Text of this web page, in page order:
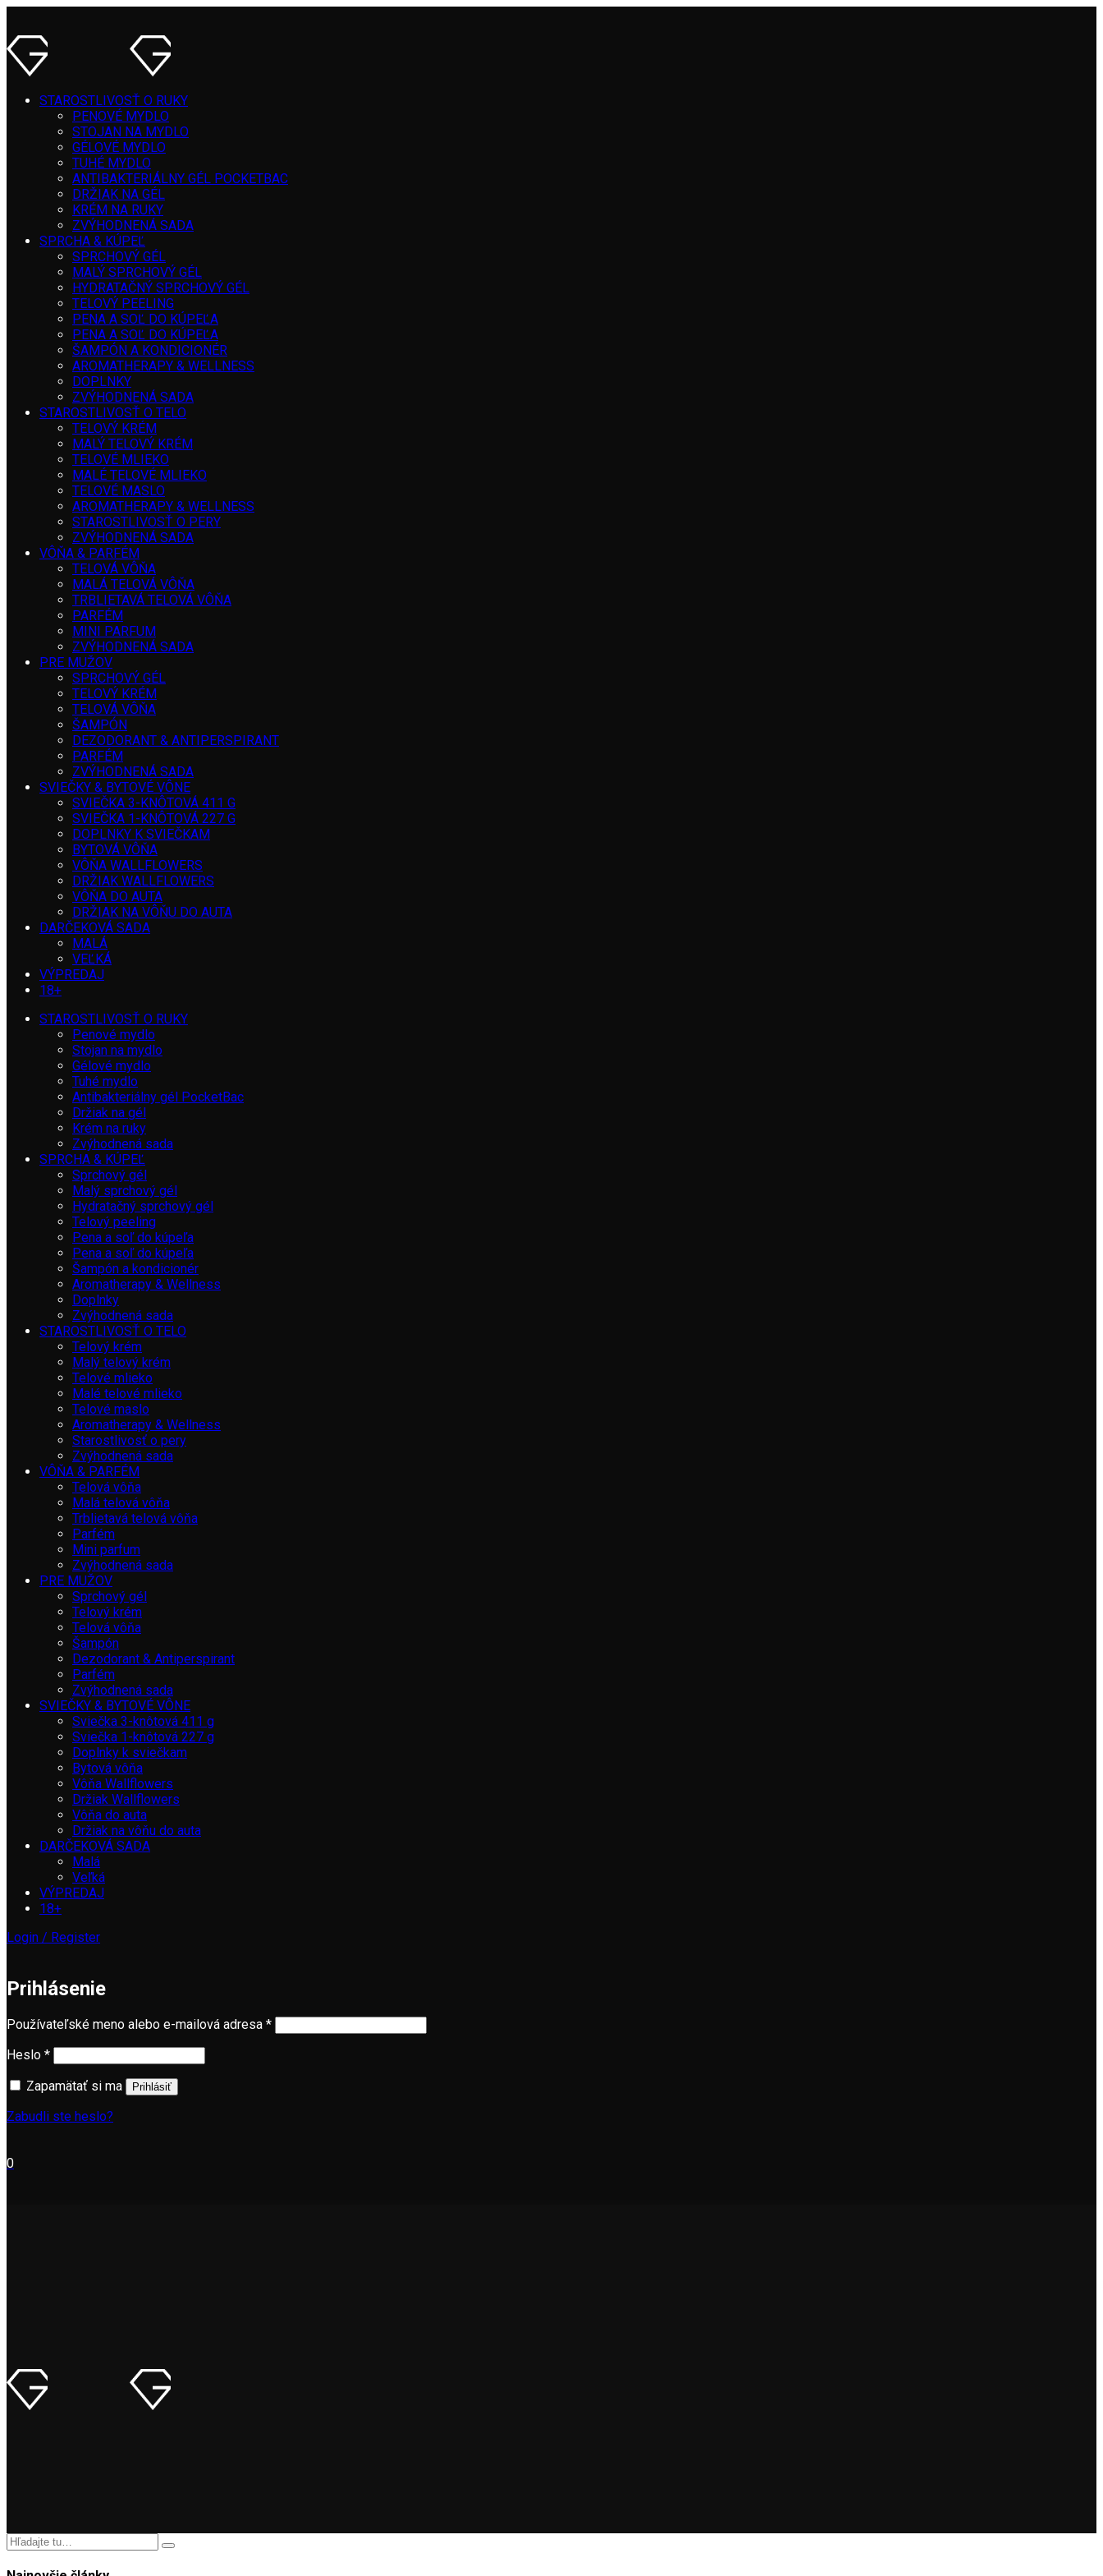
STAROSTLIVOSŤ O RUKY
PENOVÉ MYDLO
STOJAN NA MYDLO
GÉLOVÉ MYDLO
TUHÉ MYDLO
ANTIBAKTERIÁLNY GÉL POCKETBAC
DRŽIAK NA GÉL
KRÉM NA RUKY
ZVÝHODNENÁ SADA
SPRCHA & KÚPEĽ
SPRCHOVÝ GÉL
MALÝ SPRCHOVÝ GÉL
HYDRATAČNÝ SPRCHOVÝ GÉL
TELOVÝ PEELING
PENA A SOĽ DO KÚPEĽA
PENA A SOĽ DO KÚPEĽA
ŠAMPÓN A KONDICIONÉR
AROMATHERAPY & WELLNESS
DOPLNKY
ZVÝHODNENÁ SADA
STAROSTLIVOSŤ O TELO
TELOVÝ KRÉM
MALÝ TELOVÝ KRÉM
TELOVÉ MLIEKO
MALÉ TELOVÉ MLIEKO
TELOVÉ MASLO
AROMATHERAPY & WELLNESS
STAROSTLIVOSŤ O PERY
ZVÝHODNENÁ SADA
VÔŇA & PARFÉM
TELOVÁ VÔŇA
MALÁ TELOVÁ VÔŇA
TRBLIETAVÁ TELOVÁ VÔŇA
PARFÉM
MINI PARFUM
ZVÝHODNENÁ SADA
PRE MUŽOV
SPRCHOVÝ GÉL
TELOVÝ KRÉM
TELOVÁ VÔŇA
ŠAMPÓN
DEZODORANT & ANTIPERSPIRANT
PARFÉM
ZVÝHODNENÁ SADA
SVIEČKY & BYTOVÉ VÔNE
SVIEČKA 3-KNÔTOVÁ 411 G
SVIEČKA 1-KNÔTOVÁ 227 G
DOPLNKY K SVIEČKAM
BYTOVÁ VÔŇA
VÔŇA WALLFLOWERS
DRŽIAK WALLFLOWERS
VÔŇA DO AUTA
DRŽIAK NA VÔŇU DO AUTA
DARČEKOVÁ SADA
MALÁ
VEĽKÁ
VÝPREDAJ
18+
STAROSTLIVOSŤ O RUKY
Penové mydlo
Stojan na mydlo
Gélové mydlo
Tuhé mydlo
Antibakteriálny gél PocketBac
Držiak na gél
Krém na ruky
Zvýhodnená sada
SPRCHA & KÚPEĽ
Sprchový gél
Malý sprchový gél
Hydratačný sprchový gél
Telový peeling
Pena a soľ do kúpeľa
Pena a soľ do kúpeľa
Šampón a kondicionér
Aromatherapy & Wellness
Doplnky
Zvýhodnená sada
STAROSTLIVOSŤ O TELO
Telový krém
Malý telový krém
Telové mlieko
Malé telové mlieko
Telové maslo
Aromatherapy & Wellness
Starostlivosť o pery
Zvýhodnená sada
VÔŇA & PARFÉM
Telová vôňa
Malá telová vôňa
Trblietavá telová vôňa
Parfém
Mini parfum
Zvýhodnená sada
PRE MUŽOV
Sprchový gél
Telový krém
Telová vôňa
Šampón
Dezodorant & Antiperspirant
Parfém
Zvýhodnená sada
SVIEČKY & BYTOVÉ VÔNE
Sviečka 3-knôtová 411 g
Sviečka 1-knôtová 227 g
Doplnky k sviečkam
Bytová vôňa
Vôňa Wallflowers
Držiak Wallflowers
Vôňa do auta
Držiak na vôňu do auta
DARČEKOVÁ SADA
Malá
Veľká
VÝPREDAJ
18+
Login / Register
Prihlásenie
Používateľské meno alebo e-mailová adresa *
Heslo *
Zapamätať si ma
Prihlásiť
Zabudli ste heslo?
0